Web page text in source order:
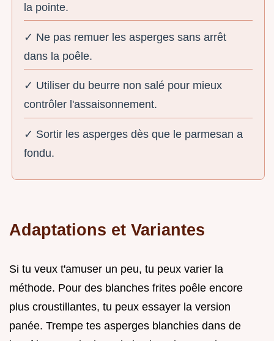
la pointe.
✓ Ne pas remuer les asperges sans arrêt
dans la poêle.
✓ Utiliser du beurre non salé pour mieux
contrôler l'assaisonnement.
✓ Sortir les asperges dès que le parmesan a
fondu.
Adaptations et Variantes
Si tu veux t'amuser un peu, tu peux varier la
méthode. Pour des blanches frites poêle encore
plus croustillantes, tu peux essayer la version
panée. Trempe tes asperges blanchies dans de